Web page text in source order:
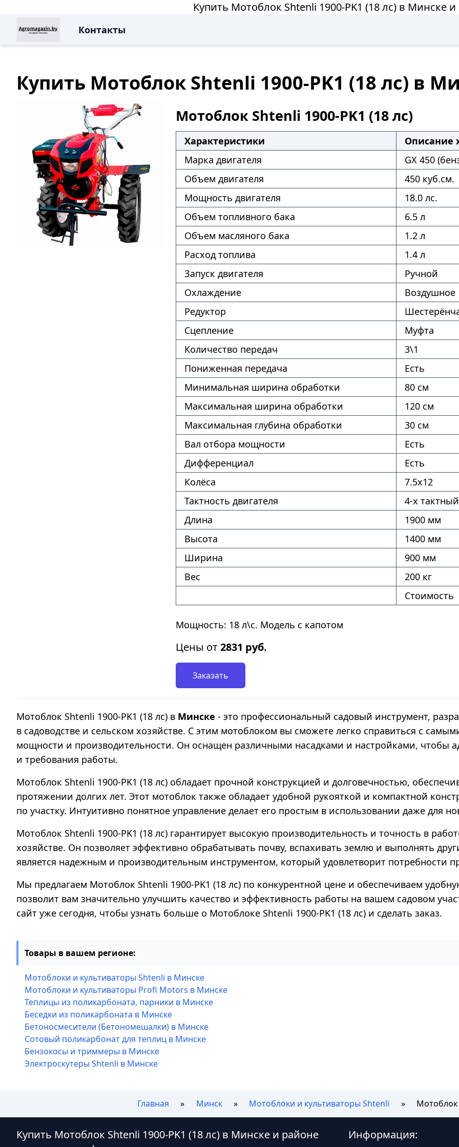
Купить Мотоблок Shtenli 1900-PK1 (18 лс) в Минске
Контакты
Купить Мотоблок Shtenli 1900-PK1 (18 лс) в
Мотоблок Shtenli 1900-PK1 (18 лс)
Характеристики
Описание
Марка двигателя
GX 450
Объем двигателя
450 куб.см.
Мощность двигателя
18.0 лс.
Объем топливного бака
6.5 л
Объем масляного бака
1.2 л
Расход топлива
1.4 л
Запуск двигателя
Ручной
Охлаждение
Воздушное
Редуктор
Сцепление
Муфта
Количество передач
3\1
Пониженная передача
Есть
Минимальная ширина обработки
80 см
Максимальная ширина обработки
120 см
Максимальная глубина обработки
30 см
Вал отбора мощности
Есть
Дифференциал
Есть
Колёса
7.5х12
Тактность двигателя
4-х тактный
Длина
1900 мм
Высота
1400 мм
Ширина
900 мм
Вес
200 кг
Стоимость
Мощность: 18 л\с. Модель с капотом
Цены от2831 руб.
Заказать
Мотоблок Shtenli 1900-PK1 (18 лс) в Минске - это профессиональный садовый инструмент,
в садоводстве и сельском хозяйстве. С этим мотоблоком вы сможете легко справиться с
мощности и производительности. Он оснащен различными насадками и настройками, чтобы
и требования работы.
Мотоблок Shtenli 1900-PK1 (18 лс) обладает прочной конструкцией и долговечностью,
протяжении долгих лет. Этот мотоблок также обладает удобной рукояткой и компактной
по участку. Интуитивно понятное управление делает его простым в использовании даже для
Мотоблок Shtenli 1900-PK1 (18 лс) гарантирует высокую производительность и точность в
хозяйстве. Он позволяет эффективно обрабатывать почву, вспахивать землю и выполнять
является надежным и производительным инструментом, который удовлетворит потребности
Мы предлагаем Мотоблок Shtenli 1900-PK1 (18 лс) по конкурентной цене и обеспечиваем
позволит вам значительно улучшить качество и эффективность работы на вашем садовом
сайт уже сегодня, чтобы узнать больше о Мотоблоке Shtenli 1900-PK1 (18 лс) и сделать заказ.
Товары в вашем регионе:
Мотоблоки и культиваторы Shtenli в Минске
Мотоблоки и культиваторы Profi Motors в Минске
Теплицы из поликарбоната, парники в Минске
Беседки из поликарбоната в Минске
Бетоносмесители (Бетономешалки) в Минске
Сотовый поликарбонат для теплиц в Минске
Бензокосы и триммеры в Минске
Электроскутеры Shtenli в Минске
Главная Минск Мотоблоки и культиваторы Shtenli Мотоблок
Купить Мотоблок Shtenli 1900-PK1 (18 лс) в Минске и районе
Информация: